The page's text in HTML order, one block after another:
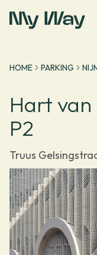
Ga naar homepage
HOME PARKING
Hart
P2
Truus